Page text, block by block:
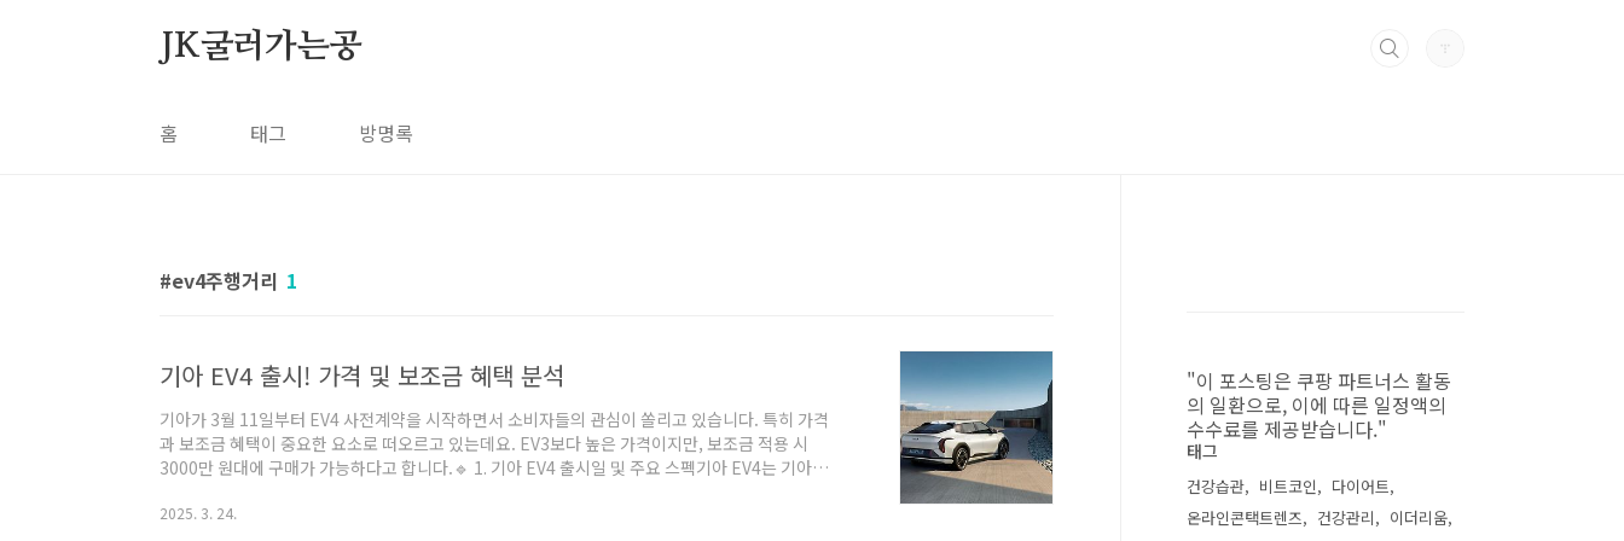
JK굴러가는공
홈 태그 방명록
ev4주행거리 1
기아 EV4 출시! 가격 및 보조금 혜택 분석
기아가 3월 11일부터 EV4 사전계약을 시작하면서 소비자들의 관심이 쏠리고 있습니다. 특히 가격
과 보조금 혜택이 중요한 요소로 떠오르고 있는데요. EV3보다 높은 가격이지만, 보조금 적용 시
3000만 원대에 구매가 가능하다고 합니다.🔹 1. 기아 EV4 출시일 및 주요 스펙기아 EV4는 기아가
델을 추가하며 선택지를 넓혔습니다.배터리 용량: 스탠다드 58.3kWh, 롱레인지 81.4kWh최대
2025. 3. 24.
"이 포스팅은 쿠팡 파트너스 활동
의 일환으로, 이에 따른 일정액의
수수료를 제공받습니다."
태그
건강습관 비트코인
다이어트
온라인콘택트렌즈
건강관리
이더리움